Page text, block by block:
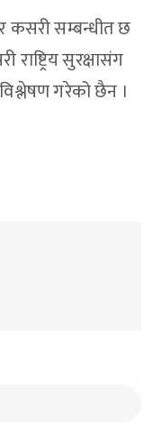
कसरी सम्बन्धीत छ
सुरक्षासंग
गरेको छैन ।